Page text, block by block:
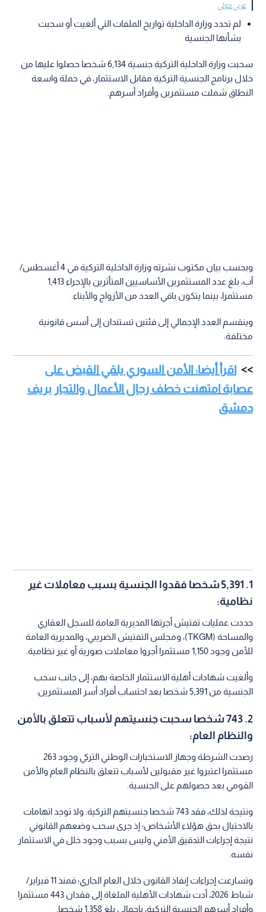
عربي دولي
لم تحدد وزارة الداخلية تواريخ الملفات التي ألغيت أو سحبت
بشأنها الجنسية
سحبت وزارة الداخلية التركية جنسية 6,134 شخصا حصلوا عليها من
خلال برنامج الجنسية التركية مقابل الاستثمار، في حملة واسعة
النطاق شملت مستثمرين وأفراد أسرهم.
وبحسب بيان مكتوب نشرته وزارة الداخلية التركية في 4 أغسطس/
آب، بلغ عدد المستثمرين الأساسيين المتأثرين بالإجراء 1,413
مستثمرا، بينما يتكون باقي العدد من الأزواج والأبناء.
وينقسم العدد الإجمالي إلى فئتين تستندان إلى أسس قانونية
مختلفة:
اقرأ أيضا: الأمن السوري يلقي القبض على
عصابة امتهنت خطف رجال الأعمال والتجار بريف
دمشق
1. 5,391 شخصا فقدوا الجنسية بسبب معاملات غير
نظامية:
حددت عمليات تفتيش أجرتها المديرية العامة للسجل العقاري
والمساحة (TKGM)، ومجلس التفتيش الضريبي، والمديرية العامة
للأمن وجود 1,150 مستثمرا أجروا معاملات صورية أو غير نظامية.
وألغيت شهادات أهلية الاستثمار الخاصة بهم، إلى جانب سحب
الجنسية من 5,391 شخصا بعد احتساب أفراد أسر المستثمرين.
2. 743 شخصا سحبت جنسيتهم لأسباب تتعلق بالأمن
والنظام العام:
رصدت الشرطة وجهاز الاستخبارات الوطني التركي وجود 263
مستثمرا اعتبروا غير مقبولين لأسباب تتعلق بالنظام العام والأمن
القومي بعد حصولهم على الجنسية.
ونتيجة لذلك، فقد 743 شخصا جنسيتهم التركية. ولا توجد اتهامات
بالاحتيال بحق هؤلاء الأشخاص؛ إذ جرى سحب وضعهم القانوني
نتيجة إجراءات التدقيق الأمني وليس بسبب وجود خلل في الاستثمار
نفسه.
وتسارعت إجراءات إنفاذ القانون خلال العام الجاري؛ فمنذ 11 فبراير/
شباط 2026، أدت شهادات الأهلية الملغاة إلى فقدان 443 مستثمرا
وأفراد أسرهم الجنسية التركية، بإجمالي بلغ 1,358 شخصا.